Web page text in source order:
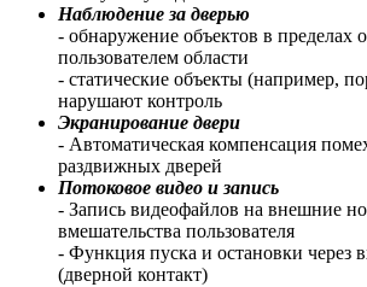
Наблюдение за дверью
- обнаружение объектов в пределах
пользователем области
- статические объекты (например,
нарушают контроль
Экранирование двери
- Автоматическая компенсация
раздвижных дверей
Потоковое видео и запись
- Запись видеофайлов на внешние
вмешательства пользователя
- Функция пуска и остановки через
(дверной контакт)